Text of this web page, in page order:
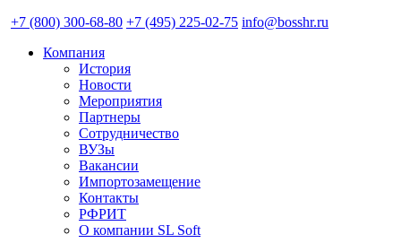
+7 (800) 300-68-80 +7 (495) 225-02-75 info@bosshr.ru
Компания
История
Новости
Мероприятия
Партнеры
Сотрудничество
ВУЗы
Вакансии
Импортозамещение
Контакты
РФРИТ
О компании SL Soft